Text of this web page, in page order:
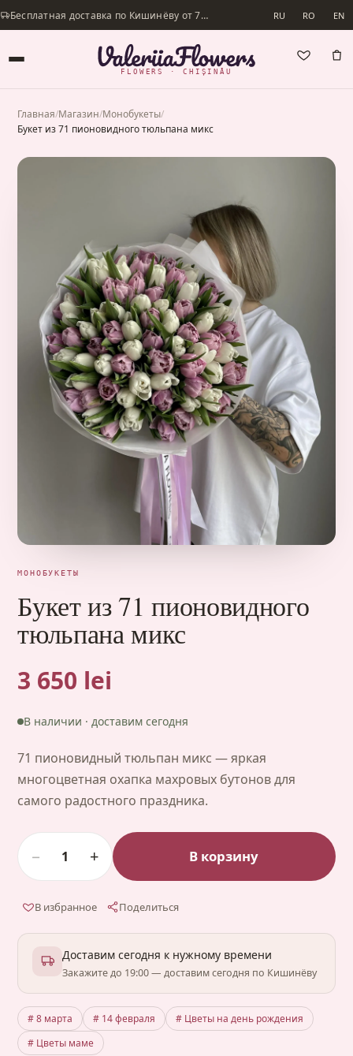
Бесплатная доставка по Кишинёву от 700 lei · Доставим в день заказа RU RO EN
FLOWERS · CHIȘINĂU
Главная/Магазин/Монобукеты/
Букет из 71 пионовидного тюльпана микс
МОНОБУКЕТЫ
Букет из 71 пионовидного
тюльпана микс
3 650 lei
В наличии · доставим сегодня
71 пионовидный тюльпан микс — яркая
многоцветная охапка махровых бутонов для
самого радостного праздника.
− 1 + В корзину
В избранное Поделиться
Доставим сегодня к нужному времени
Закажите до 19:00 — доставим сегодня по Кишинёву
# 8 марта # 14 февраля
# Цветы на день рождения
# Цветы маме